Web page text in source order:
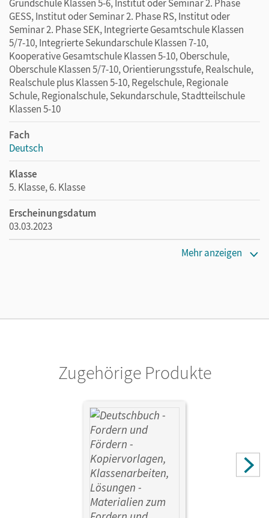
Grundschule Klassen 5-6, Institut oder Seminar 2. Phase
GESS, Institut oder Seminar 2. Phase RS, Institut oder
Seminar 2. Phase SEK, Integrierte Gesamtschule Klassen
5/7-10, Integrierte Sekundarschule Klassen 7-10,
Kooperative Gesamtschule Klassen 5-10, Oberschule,
Oberschule Klassen 5/7-10, Orientierungsstufe, Realschule,
Realschule plus Klassen 5-10, Regelschule, Regionale
Schule, Regionalschule, Sekundarschule, Stadtteilschule
Klassen 5-10
Fach
Deutsch
Klasse
5. Klasse, 6. Klasse
Erscheinungsdatum
03.03.2023
Mehr anzeigen
Zugehörige Produkte